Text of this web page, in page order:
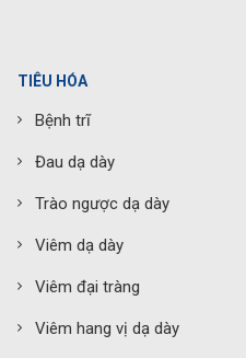
TIÊU HÓA
Bệnh trĩ
Đau dạ dày
Trào ngược dạ dày
Viêm dạ dày
Viêm đại tràng
Viêm hang vị dạ dày